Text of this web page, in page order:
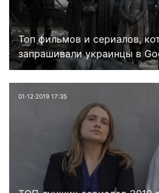
Топ фильмов и сериалов,
запрашивали украинцы в
01⋅12⋅2019 17:35